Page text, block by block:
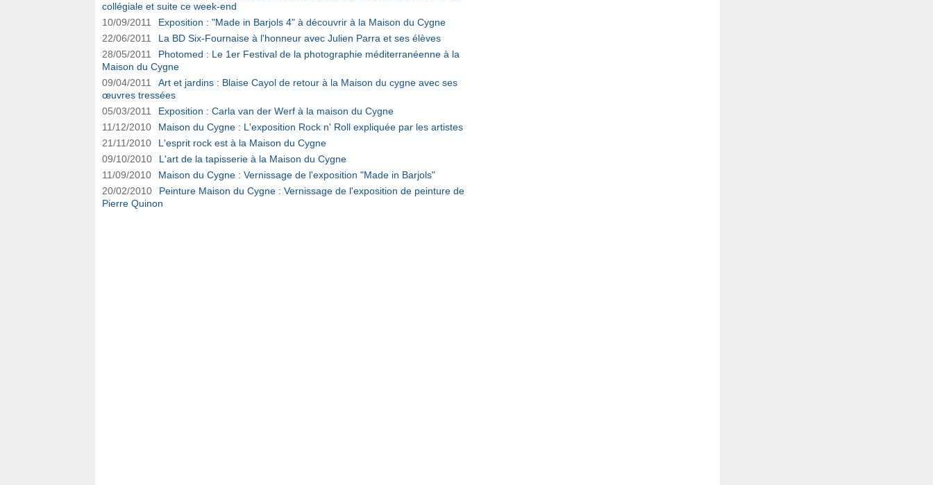
collégiale et suite ce week-end
10/09/2011
Exposition : "Made in Barjols 4" à découvrir à la Maison du Cygne
22/06/2011
La BD Six-Fournaise à l'honneur avec Julien Parra et ses élèves
28/05/2011
Photomed : Le 1er Festival de la photographie méditerranéenne à la
Maison du Cygne
09/04/2011
Art et jardins : Blaise Cayol de retour à la Maison du cygne avec ses
œuvres tressées
05/03/2011
Exposition : Carla van der Werf à la maison du Cygne
11/12/2010
Maison du Cygne : L'exposition Rock n' Roll expliquée par les artistes
21/11/2010
L'esprit rock est à la Maison du Cygne
09/10/2010
L'art de la tapisserie à la Maison du Cygne
11/09/2010
Maison du Cygne : Vernissage de l'exposition "Made in Barjols"
20/02/2010
Peinture Maison du Cygne : Vernissage de l'exposition de peinture de
Pierre Quinon